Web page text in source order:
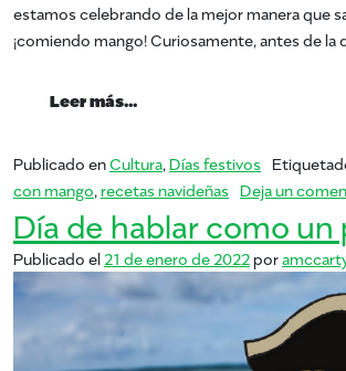
estamos celebrando de la mejor manera que
¡comiendo mango! Curiosamente, antes de la
Leer más…
Publicado enCultura, Días festivos
con mango, recetas navideñas Deja un
Día de hablar como un
Publicado el 21 de enero de 2022por